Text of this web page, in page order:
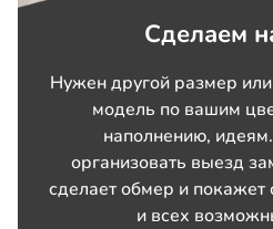
Сделаем
Нужен другой размер или
модель по вашим
наполнению,
организовать выезд
сделает обмер и
и всех